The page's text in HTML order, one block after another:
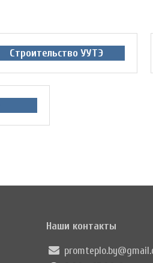
Строительство УУТЭ
Наши контакты